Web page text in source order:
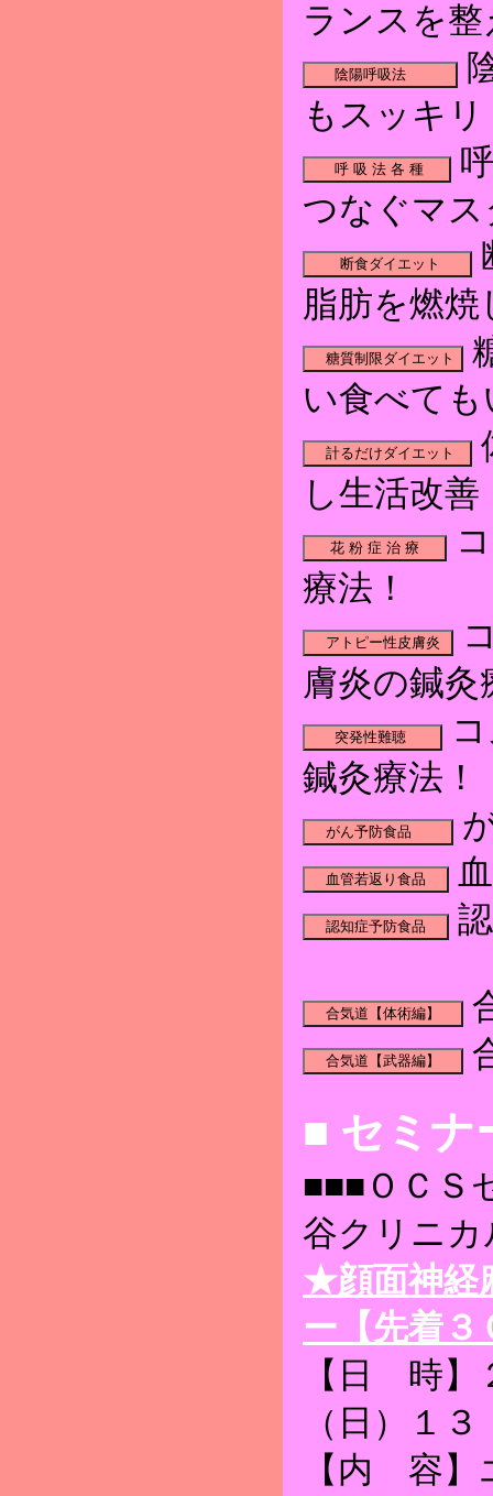
ランスを
もスッキリ
つなぐマ
脂肪を燃
い食べて
し生活改
療法！
膚炎の鍼灸
鍼灸療法！
■ セミナ
■■■ＯＣＳ
谷クリニ
★顔面神経
ー【先着
【日 時】
（日）１
【内 容】